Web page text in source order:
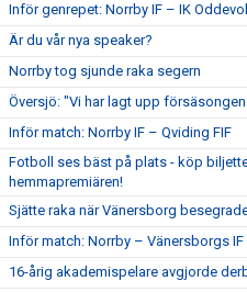
Inför genrepet: Norrby IF – IK
Är du vår nya speaker?
Norrby tog sjunde raka segern
Översjö: "Vi har lagt upp
Inför match: Norrby IF – Qviding FIF
Fotboll ses bäst på plats - köp
hemmapremiären!
Sjätte raka när Vänersborg
Inför match: Norrby – Vänersborgs IF
16-årig akademispelare avgjorde